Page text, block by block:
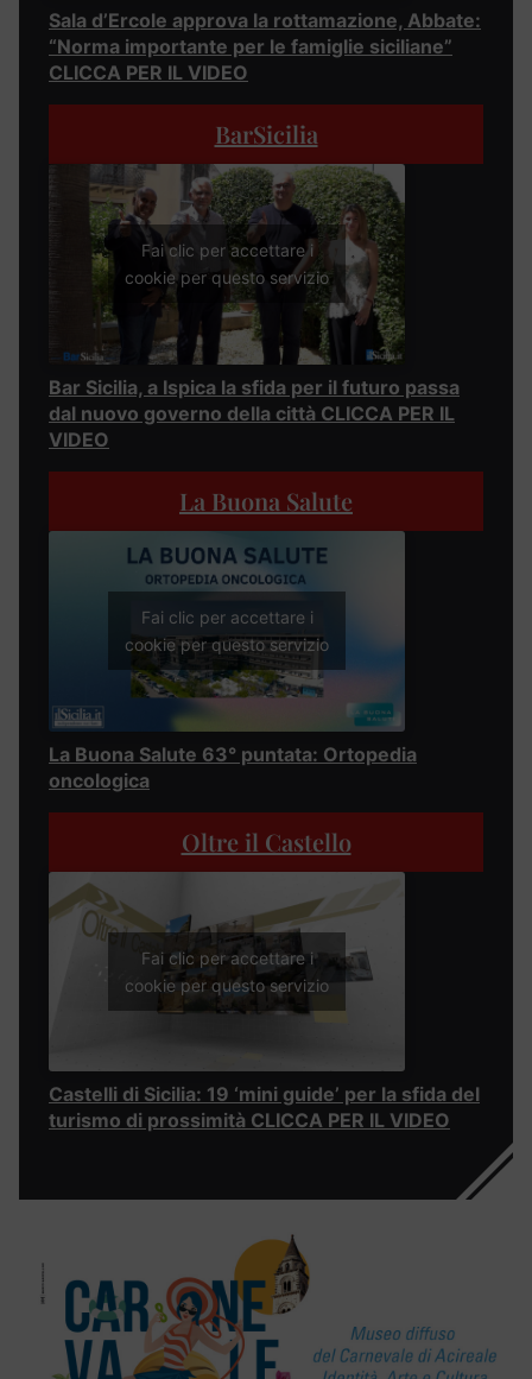
Sala d’Ercole approva la rottamazione, Abbate:
“Norma importante per le famiglie siciliane”
CLICCA PER IL VIDEO
BarSicilia
Fai clic per accettare i
cookie per questo servizio
Bar Sicilia, a Ispica la sfida per il futuro passa
dal nuovo governo della città CLICCA PER IL
VIDEO
La Buona Salute
Fai clic per accettare i
cookie per questo servizio
La Buona Salute 63° puntata: Ortopedia
oncologica
Oltre il Castello
Fai clic per accettare i
cookie per questo servizio
Castelli di Sicilia: 19 ‘mini guide’ per la sfida del
turismo di prossimità CLICCA PER IL VIDEO